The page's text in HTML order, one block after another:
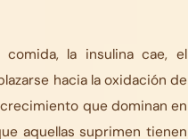
la insulina cae, el
hacia la oxidación de
que dominan en
aquellas suprimen tienen